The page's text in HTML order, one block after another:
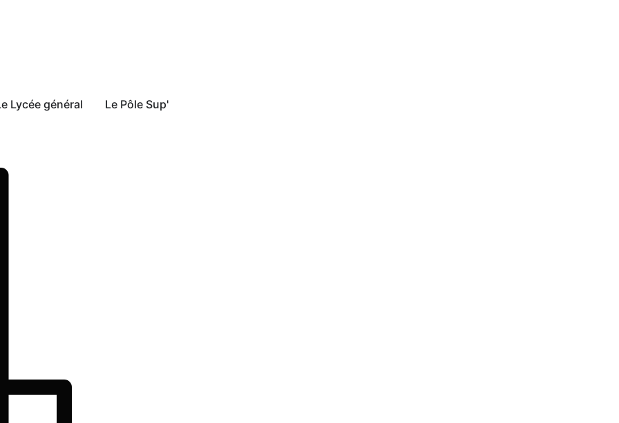
Lycée général Le Pôle Sup'